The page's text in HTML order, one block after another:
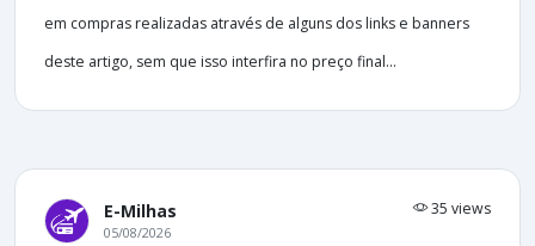
em compras realizadas através de alguns dos links e banners
deste artigo, sem que isso interfira no preço final...
E-Milhas 35 views
05/08/2026